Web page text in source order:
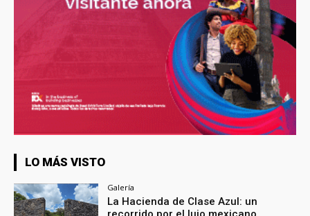
LO MÁS VISTO
Galería
La Hacienda de Clase Azul: un